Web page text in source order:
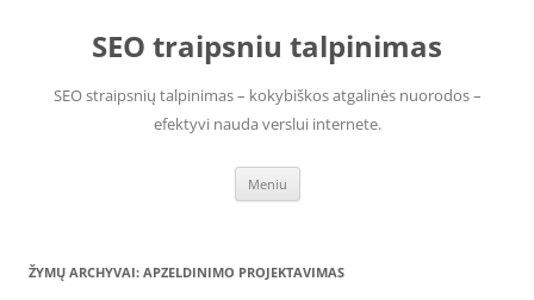
SEO traipsniu talpinimas
SEO straipsnių talpinimas – kokybiškos atgalinės nuorodos –
efektyvi nauda verslui internete.
Meniu
ŽYMŲ ARCHYVAI: APZELDINIMO PROJEKTAVIMAS